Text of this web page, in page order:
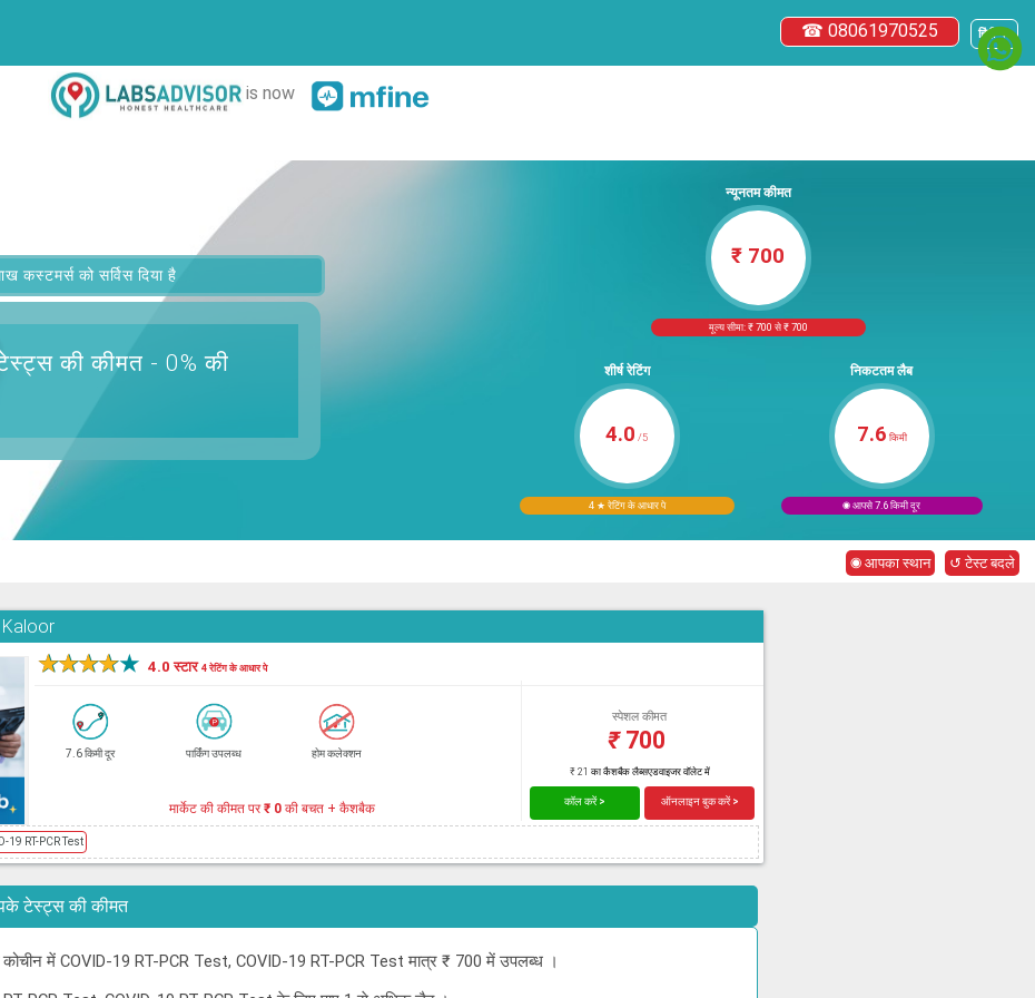
हिंदी ▼
☎ 08061970525
is now
को सर्विस दिया है
की कीमत - 0% की
न्यूनतम कीमत
₹ 700
मूल्य सीमा: ₹ 700 से ₹ 700
शीर्ष रेटिंग
4.0 /5
4 ★ रेटिंग के आधार पे
निकटतम लैब
7.6 किमी
◉ आपसे 7.6 किमी दूर
◉ आपका स्थान ↺ टेस्ट बदले
★★★★★ 4.0 स्टार4 रेटिंग के आधार पे
7.6 किमी दूर पार्किंग उपलब्ध होम कलेक्शन
स्पेशल कीमत
₹700
₹ 21 का कैशबैक लैब्सएडवाइजर वॉलेट में
मार्केट की कीमत पर₹ 0 की बचत + कैशबैक कॉल करें > ऑनलाइन बुक करें >
19 RT-PCR Test
टेस्ट्स की कीमत
कोचीन में COVID-19 RT-PCR Test, COVID-19 RT-PCR Test मात्र ₹ 700 में उपलब्ध ।